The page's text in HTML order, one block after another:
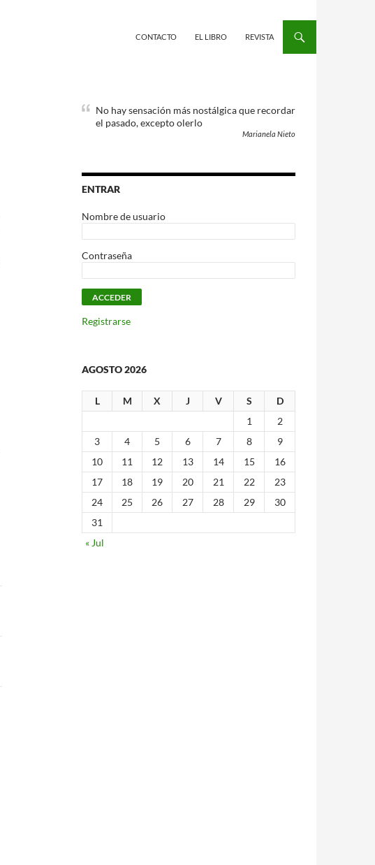
CONTACTO EL LIBRO REVISTA
No hay sensación más nostálgica que recordar
el pasado, excepto olerlo
Marianela Nieto
ENTRAR
Nombre de usuario
Contraseña
Registrarse
AGOSTO 2026
L M X J V S
D
1
2
3
4 5 6 7 8
9
10
11 12 13 14 15
16
17
18 19 20 21 22
23
24
25 26 27 28 29
30
31
« Jul